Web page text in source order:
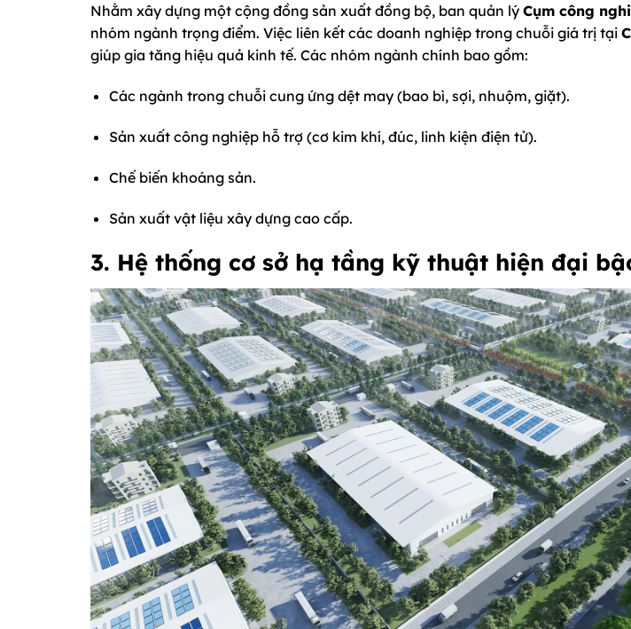
Nhằm xây dựng một cộng đồng sản xuất đồng bộ, ban quản lý Cụm công
nhóm ngành trọng điểm. Việc liên kết các doanh nghiệp trong chuỗi giá trị tại
giúp gia tăng hiệu quả kinh tế. Các nhóm ngành chính bao gồm:
Các ngành trong chuỗi cung ứng dệt may (bao bì, sợi, nhuộm, giặt).
Sản xuất công nghiệp hỗ trợ (cơ kim khí, đúc, linh kiện điện tử).
Chế biến khoáng sản.
Sản xuất vật liệu xây dựng cao cấp.
3. Hệ thống cơ sở hạ tầng kỹ thuật hiện đại